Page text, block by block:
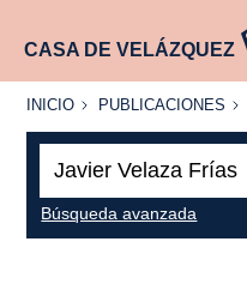
CASA DE VELÁZQUEZ
INICIO
INICIO PUBLICACIONES
PUBLICACIONES
Búsqueda avanzada